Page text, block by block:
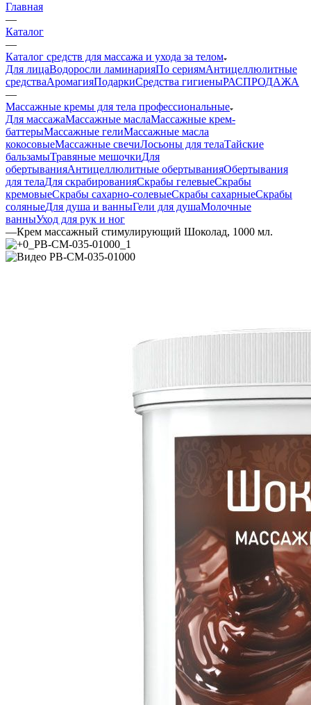
Главная
—
Каталог
—
Каталог средств для массажа и ухода за телом
Для лицаВодоросли ламинарияПо сериямАнтицеллюлитные
средстваАромагияПодаркиСредства гигиеныРАСПРОДАЖА
—
Массажные кремы для тела профессиональные
Для массажаМассажные маслаМассажные крем-
баттерыМассажные гелиМассажные масла
кокосовыеМассажные свечиЛосьоны для телаТайские
бальзамыТравяные мешочкиДля
обертыванияАнтицеллюлитные обертыванияОбертывания
для телаДля скрабированияСкрабы гелевыеСкрабы
кремовыеСкрабы сахарно-солевыеСкрабы сахарныеСкрабы
соляныеДля душа и ванныГели для душаМолочные
ванныУход для рук и ног
—Крем массажный стимулирующий Шоколад, 1000 мл.